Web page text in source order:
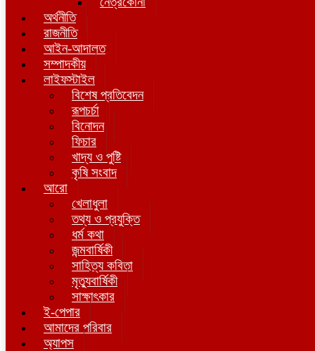
অর্থনীতি
রাজনীতি
আইন-আদালত
সম্পাদকীয়
লাইফস্টাইল
বিশেষ প্রতিবেদন
রূপচর্চা
বিনোদন
ফিচার
খাদ্য ও পুষ্টি
কৃষি সংবাদ
আরো
খেলাধুলা
তথ্য ও প্রযুক্তি
ধর্ম কথা
জন্মবার্ষিকী
সাহিত্য কবিতা
মৃত্যুবার্ষিকী
সাক্ষাৎকার
ই-পেপার
আমাদের পরিবার
অ্যাপস